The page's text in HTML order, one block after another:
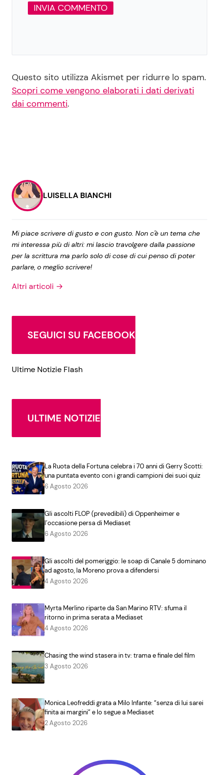
Questo sito utilizza Akismet per ridurre lo spam.
Scopri come vengono elaborati i dati derivati
dai commenti.
LUISELLA BIANCHI
Mi piace scrivere di gusto e con gusto. Non c'è un tema che
mi interessa più di altri: mi lascio travolgere dalla passione
per la scrittura ma parlo solo di cose di cui penso di poter
parlare, o meglio scrivere!
Altri articoli →
SEGUICI SU FACEBOOK
Ultime Notizie Flash
ULTIME NOTIZIE
La Ruota della Fortuna celebra i 70 anni di Gerry Scotti:
una puntata evento con i grandi campioni dei suoi quiz
6 Agosto 2026
Gli ascolti FLOP (prevedibili) di Oppenheimer e
l’occasione persa di Mediaset
6 Agosto 2026
Gli ascolti del pomeriggio: le soap di Canale 5 dominano
ad agosto, la Moreno prova a difendersi
4 Agosto 2026
Myrta Merlino riparte da San Marino RTV: sfuma il
ritorno in prima serata a Mediaset
4 Agosto 2026
Chasing the wind stasera in tv: trama e finale del film
3 Agosto 2026
Monica Leofreddi grata a Milo Infante: “senza di lui sarei
finita ai margini” e lo segue a Mediaset
2 Agosto 2026